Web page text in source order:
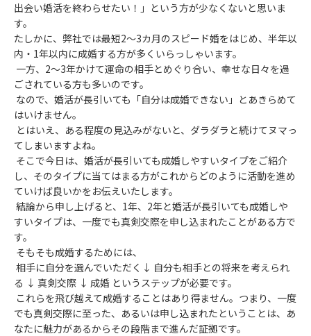
出会い婚活を終わらせたい！」という方が少なくないと思いま
す。
たしかに、弊社では最短2〜3カ月のスピード婚をはじめ、半年以
内・1年以内に成婚する方が多くいらっしゃいます。
一方、2〜3年かけて運命の相手とめぐり合い、幸せな日々を過
ごされている方も多いのです。
なので、婚活が長引いても「自分は成婚できない」とあきらめて
はいけません。
とはいえ、ある程度の見込みがないと、ダラダラと続けてヌマっ
てしまいますよね。
そこで今日は、婚活が長引いても成婚しやすいタイプをご紹介
し、そのタイプに当てはまる方がこれからどのように活動を進め
ていけば良いかをお伝えいたします。
結論から申し上げると、1年、2年と婚活が長引いても成婚しや
すいタイプは、一度でも真剣交際を申し込まれたことがある方で
す。
そもそも成婚するためには、
相手に自分を選んでいただく↓ 自分も相手との将来を考えられ
る ↓ 真剣交際 ↓ 成婚 というステップが必要です。
これらを飛び越えて成婚することはあり得ません。つまり、一度
でも真剣交際に至った、あるいは申し込まれたということは、あ
なたに魅力があるからその段階まで進んだ証拠です。